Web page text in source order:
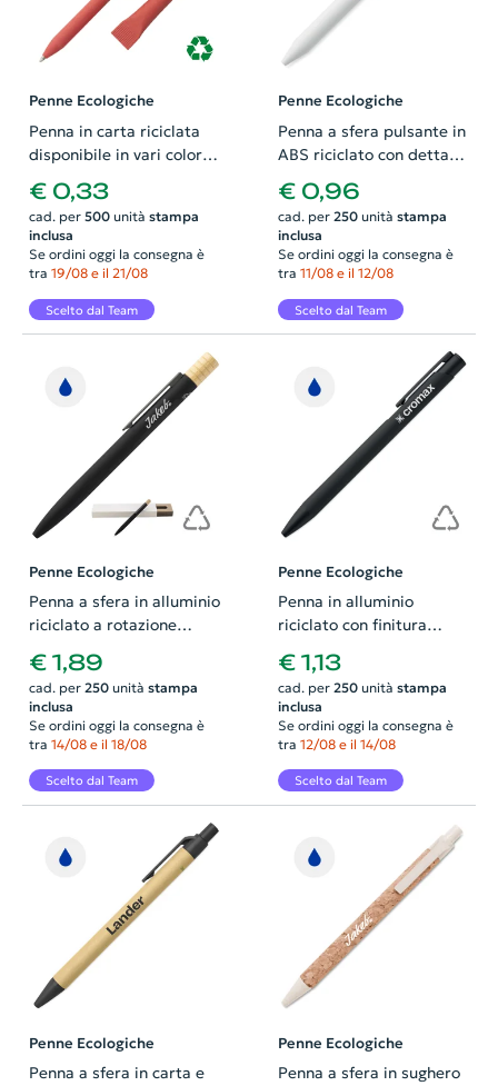
Penne Ecologiche
Penna in carta riciclata
disponibile in vari colori
con cappuccio e refill blu
€ 0,33
cad. per 500unità stampa
inclusa
Se ordini oggi la consegna è
tra 19/08 e il 21/08
Scelto dal Team
Penne Ecologiche
Penna a sfera pulsante in
ABS riciclato con dettagli
colorati e refill blu
€ 0,96
cad. per 250unità stampa
inclusa
Se ordini oggi la consegna è
tra 11/08 e il 12/08
Scelto dal Team
Penne Ecologiche
Penna a sfera in alluminio
riciclato a rotazione
finitura gommata e
astuccio in cartoncino
kraft refill blu
€ 1,89
cad. per 250unità stampa
inclusa
Se ordini oggi la consegna è
tra 14/08 e il 18/08
Scelto dal Team
Penne Ecologiche
Penna in alluminio
riciclato con finitura
gommata refill blu
€ 1,13
cad. per 250unità stampa
inclusa
Se ordini oggi la consegna è
tra 12/08 e il 14/08
Scelto dal Team
Penne Ecologiche
Penna a sfera in carta e
Penne Ecologiche
Penna a sfera in sughero